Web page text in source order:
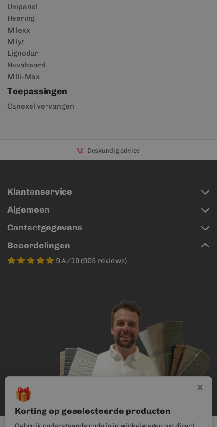
Unipanel
Heering
Milexx
Milyt
Lignodur
Novaboard
Milli-Max
Toepassingen
Canexel vervangen
Deskundig advies
Klantenservice
Algemeen
Contactgegevens
Beoordelingen
9.4/10 (905 reviews)
×
🎁
Korting op geselecteerde producten